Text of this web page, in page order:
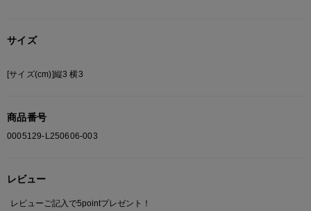
サイズ
[サイズ(cm)]縦3 横3
商品番号
0005129-L250606-003
レビュー
レビューご記入で5pointプレゼント！